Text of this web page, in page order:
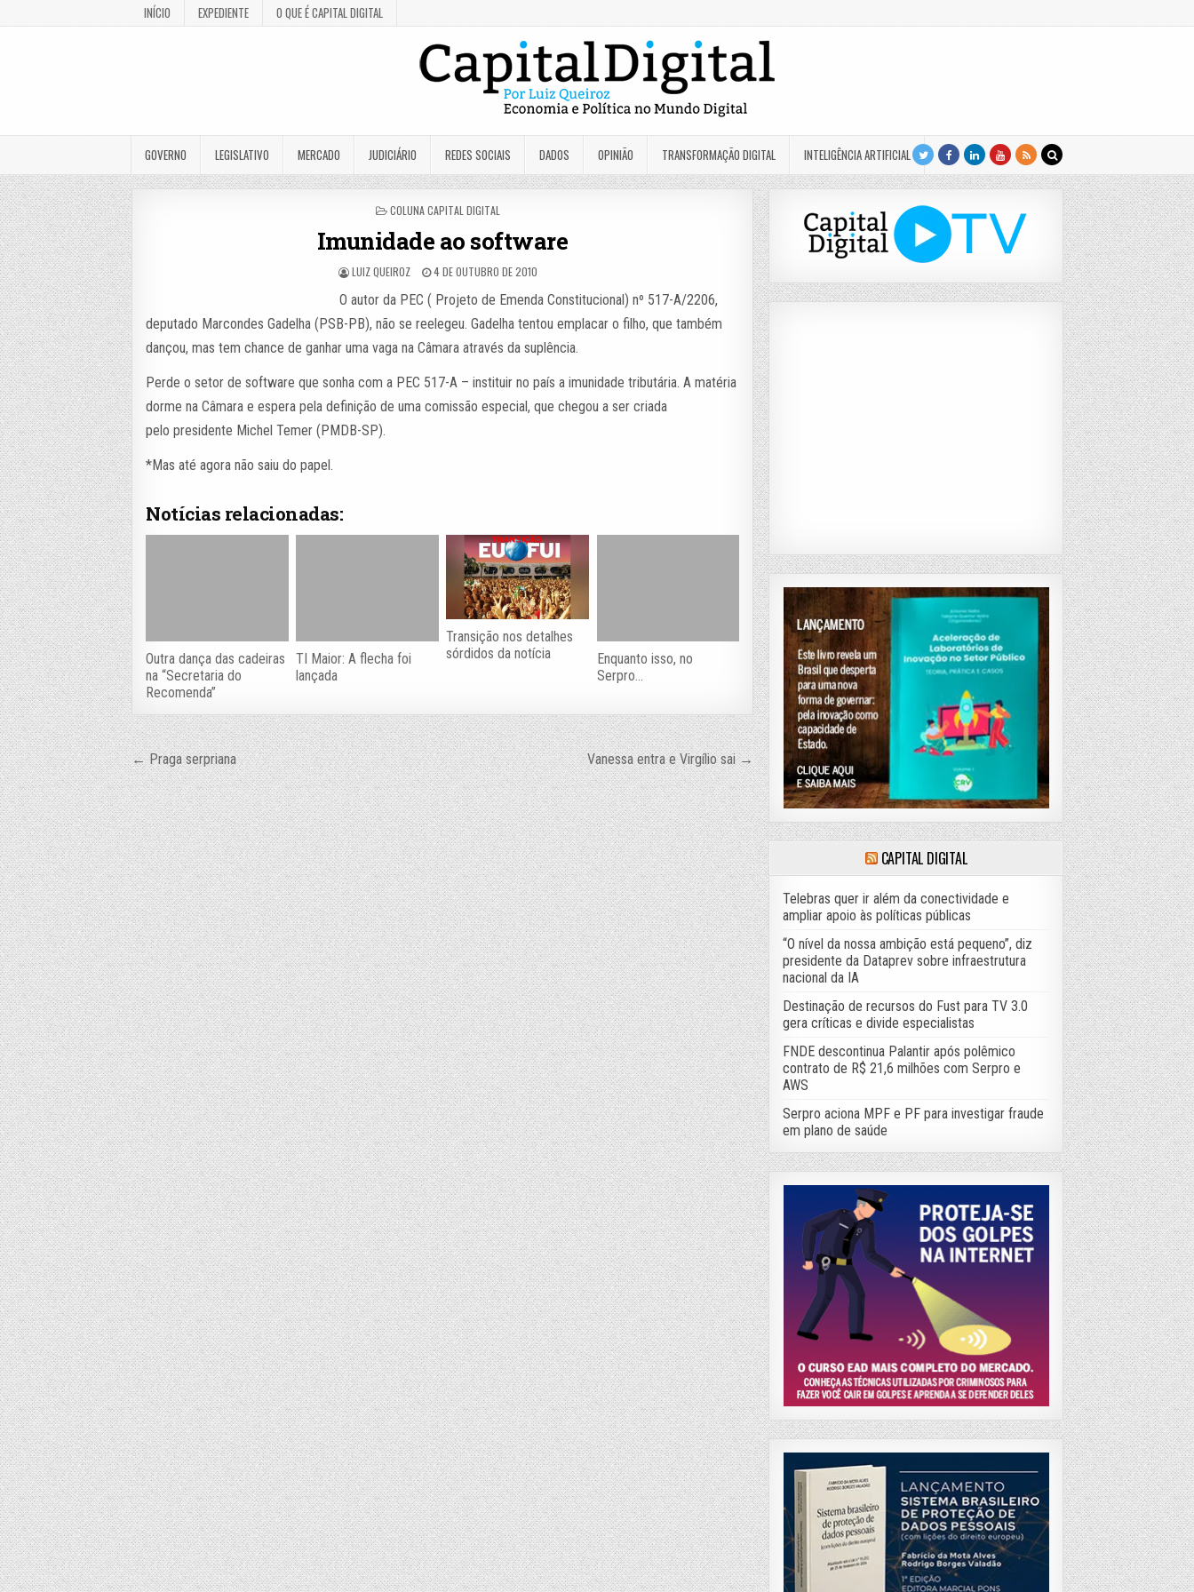
INÍCIO EXPEDIENTE O QUE É CAPITAL DIGITAL
GOVERNO LEGISLATIVO MERCADO JUDICIÁRIO REDES SOCIAIS DADOS OPINIÃO TRANSFORMAÇÃO DIGITAL INTELIGÊNCIA ARTIFICIAL
POSTED
COLUNA CAPITAL DIGITAL
Imunidade ao software
LUIZ QUEIROZ 4 DE OUTUBRO DE 2010
O autor da PEC ( Projeto de Emenda Constitucional) nº 517-A/2206,
deputado Marcondes Gadelha (PSB-PB), não se reelegeu. Gadelha tentou emplacar o filho, que também
dançou, mas tem chance de ganhar uma vaga na Câmara através da suplência.
Perde o setor de software que sonha com a PEC 517-A – instituir no país a imunidade tributária. A matéria
dorme na Câmara e espera pela definição de uma comissão especial, que chegou a ser criada
pelo presidente Michel Temer (PMDB-SP).
*Mas até agora não saiu do papel.
Notícias relacionadas:
Outra dança das cadeiras
na “Secretaria do
Recomenda”
TI Maior: A flecha foi
lançada
Transição nos detalhes
sórdidos da notícia
Enquanto isso, no
Serpro…
Navegação
de
Post
← Praga serpriana Vanessa entra e Virgílio sai →
CAPITAL DIGITAL
Telebras quer ir além da conectividade e
ampliar apoio às políticas públicas
“O nível da nossa ambição está pequeno”, diz
presidente da Dataprev sobre infraestrutura
nacional da IA
Destinação de recursos do Fust para TV 3.0
gera críticas e divide especialistas
FNDE descontinua Palantir após polêmico
contrato de R$ 21,6 milhões com Serpro e
AWS
Serpro aciona MPF e PF para investigar fraude
em plano de saúde